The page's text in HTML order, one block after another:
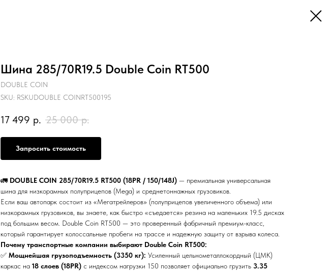
Шина 285/70R19.5 Double Coin RT500
DOUBLE COIN
SKU: RSKUDOUBLE COINRT500195
17 499 р. 25 000 р.
Запросить стоимость
🚛 DOUBLE COIN 285/70R19.5 RT500 (18PR / 150/148J) — премиальная универсальная
шина для низкорамных полуприцепов (Mega) и среднетоннажных грузовиков.
Если ваш автопарк состоит из «Мегатрейлеров» (полуприцепов увеличенного объема) или
низкорамных грузовиков, вы знаете, как быстро «съедается» резина на маленьких 19.5 дисках
под большим весом. Double Coin RT500 — это проверенный фабричный премиум-класс,
который гарантирует колоссальные пробеги на трассе и надежную защиту от взрыва колеса.
Почему транспортные компании выбирают Double Coin RT500:
✅ Мощнейшая грузоподъемность (3350 кг): Усиленный цельнометаллокордный (ЦМК)
каркас на 18 слоев (18PR) с индексом нагрузки 150 позволяет официально грузить 3.35